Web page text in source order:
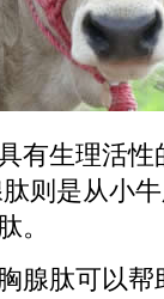
有生理活
则是从小
。
腺肽可以